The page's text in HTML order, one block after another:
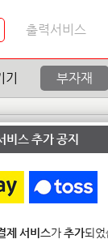
출력서비스
기 부자재
비스 추가 공지
제 서비스가추가되